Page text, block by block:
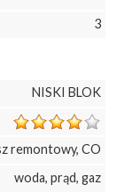
3
NISKI BLOK
remontowy, CO
woda, prąd, gaz